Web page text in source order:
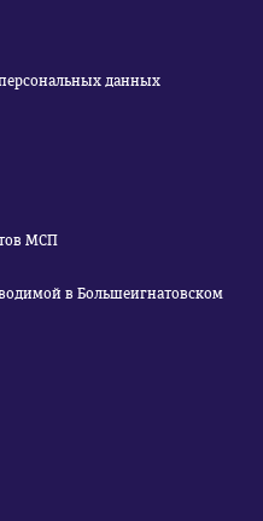
данных
МСП
в Большеигнатовском